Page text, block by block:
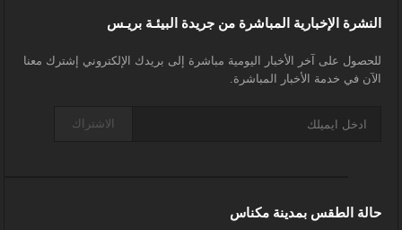
النشرة الإخبارية المباشرة من جريدة البيئـة بريـس
للحصول على آخر الأخبار اليومية مباشرة إلى بريدك الإلكتروني إشترك معنا
الآن في خدمة الأخبار المباشرة.
الاشتراك
حالة الطقس بمدينة مكناس